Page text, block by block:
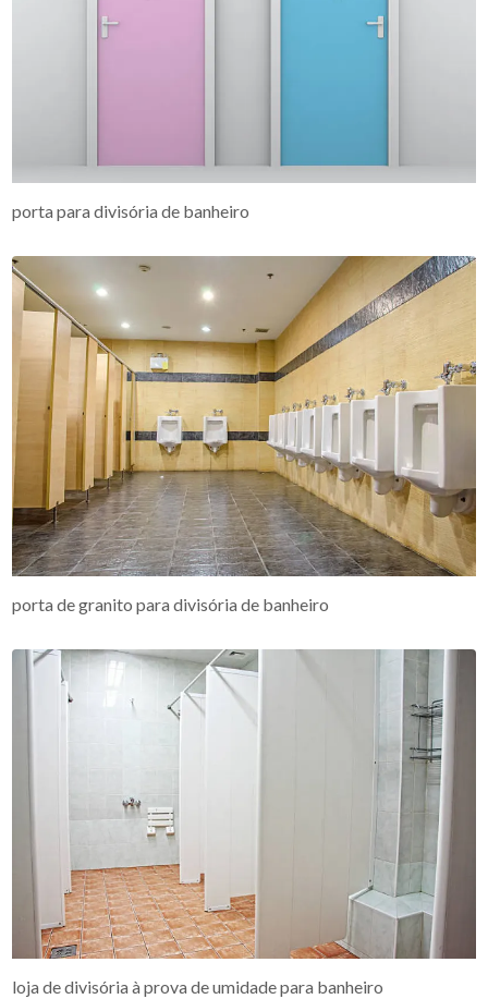
porta para divisória de banheiro
porta de granito para divisória de banheiro
loja de divisória à prova de umidade para banheiro